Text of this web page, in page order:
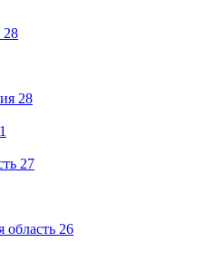
28
28
1
27
область 26